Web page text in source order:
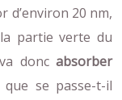
d’environ 20 nm,
partie verte du
donc absorber
que se passe-t-il